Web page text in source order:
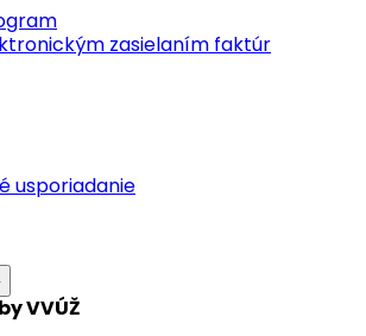
zasielaním faktúr
usporiadanie
VVÚŽ